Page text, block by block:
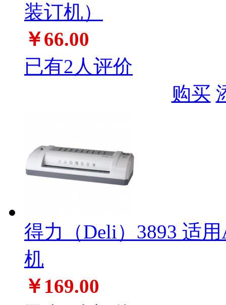
装订机）
￥66.00
已有2人评价
购买
得力（Deli）3893 适
机
￥169.00